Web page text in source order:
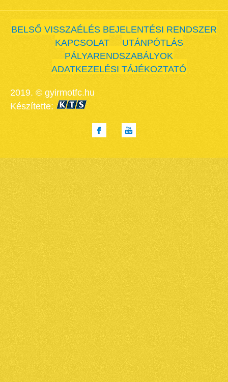
BELSŐ VISSZAÉLÉS BEJELENTÉSI RENDSZER
KAPCSOLAT
UTÁNPÓTLÁS
PÁLYARENDSZABÁLYOK
ADATKEZELÉSI TÁJÉKOZTATÓ
2019. © gyirmotfc.hu
Készítette: